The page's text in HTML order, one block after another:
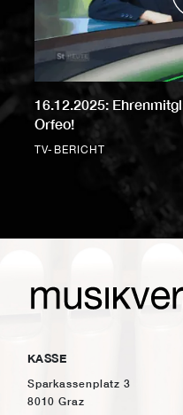
16.12.2025:
Orfeo!
TV-BERICHT
KASSE
Sparkassenplatz 3
8010 Graz